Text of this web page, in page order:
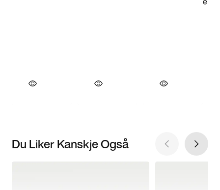
Du Liker Kanskje Også